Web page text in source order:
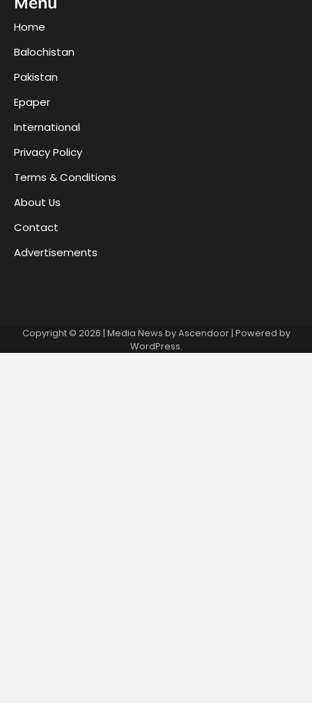
Home
Balochistan
Pakistan
Epaper
International
Privacy Policy
Terms & Conditions
About Us
Contact
Advertisements
Copyright © 2026 | Media News byAscendoor| Powered by
WordPress.